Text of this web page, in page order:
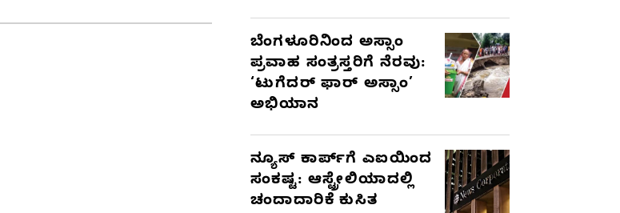
ಬೆಂಗಳೂರಿನಿಂದ ಅಸ್ಸಾಂ
ಪ್ರವಾಹ ಸಂತ್ರಸ್ತರಿಗೆ ನೆರವು:
‘ಟುಗೆದರ್ ಫಾರ್ ಅಸ್ಸಾಂ’
ಅಭಿಯಾನ
ನ್ಯೂಸ್ ಕಾರ್ಪ್‌ಗೆ ಎಐಯಿಂದ
ಸಂಕಷ್ಟ: ಆಸ್ಟ್ರೇಲಿಯಾದಲ್ಲಿ
ಚಂದಾದಾರಿಕೆ ಕುಸಿತ